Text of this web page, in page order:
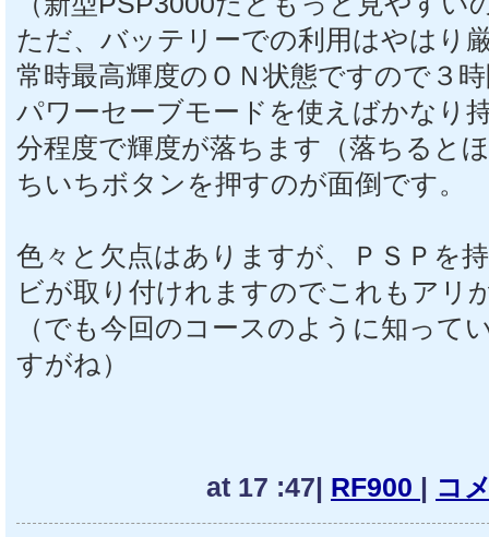
ただ、バッテリーでの利用はやはり
常時最高輝度のＯＮ状態ですので３
パワーセーブモードを使えばかなり
分程度で輝度が落ちます（落ちると
ちいちボタンを押すのが面倒です。
色々と欠点はありますが、ＰＳＰを
ビが取り付けれますのでこれもアリ
（でも今回のコースのように知って
すがね）
at 17 :47| RF900 | コ